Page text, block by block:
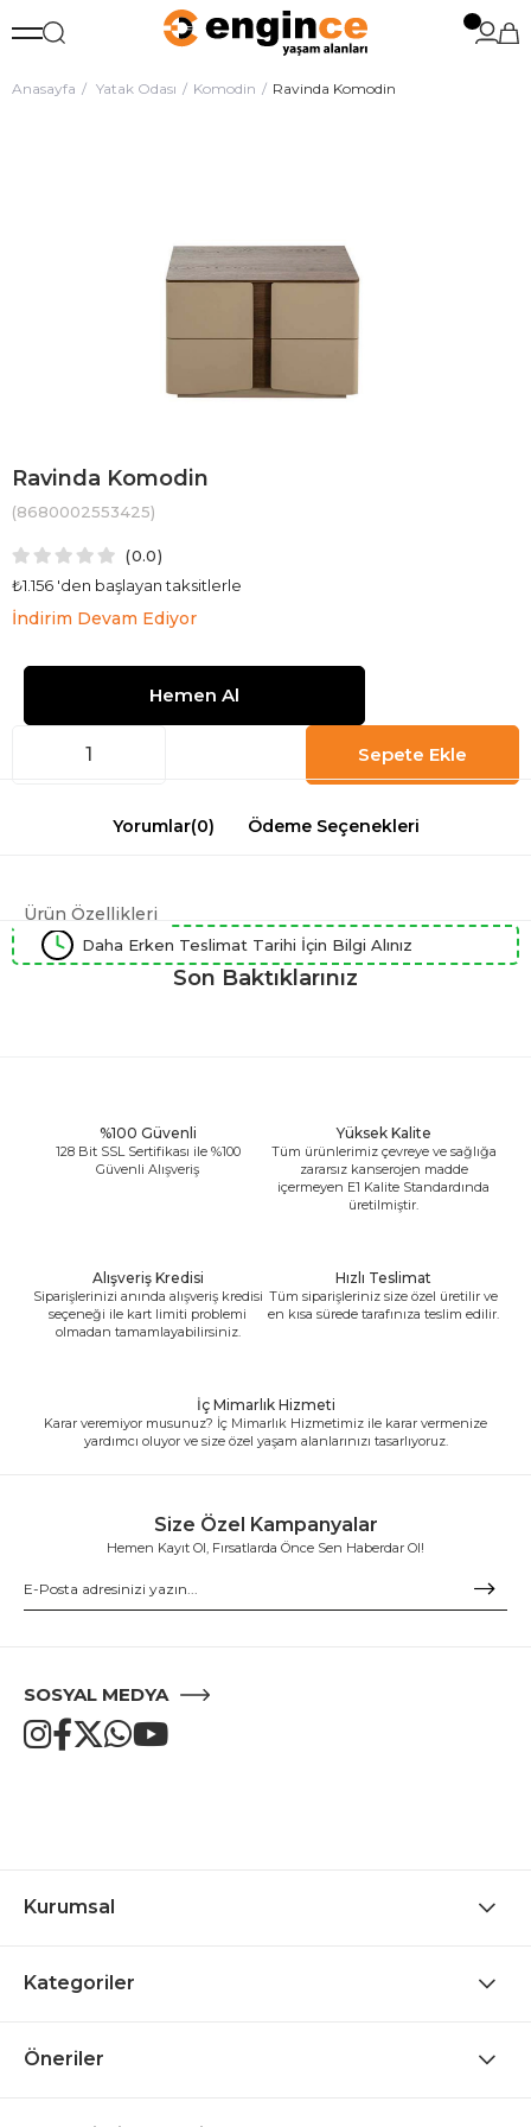
Anasayfa Yatak Odası Komodin Ravinda Komodin
Ravinda Komodin
(8680002553425)
0.0
₺1.156 'den başlayan taksitlerle
İndirim Devam Ediyor
Yorumlar(0) Ödeme Seçenekleri
Ürün Özellikleri
Daha Erken Teslimat Tarihi İçin Bilgi Alınız
Son Baktıklarınız
%100 Güvenli
128 Bit SSL Sertifikası ile %100
Güvenli Alışveriş
Yüksek Kalite
Tüm ürünlerimiz çevreye ve sağlığa
zararsız kanserojen madde
içermeyen E1 Kalite Standardında
üretilmiştir.
Alışveriş Kredisi
Siparişlerinizi anında alışveriş kredisi
seçeneği ile kart limiti problemi
olmadan tamamlayabilirsiniz.
Hızlı Teslimat
Tüm siparişleriniz size özel üretilir ve
en kısa sürede tarafınıza teslim edilir.
İç Mimarlık Hizmeti
Karar veremiyor musunuz? İç Mimarlık Hizmetimiz ile karar vermenize
yardımcı oluyor ve size özel yaşam alanlarınızı tasarlıyoruz.
Size Özel Kampanyalar
Hemen Kayıt Ol, Fırsatlarda Önce Sen Haberdar Ol!
SOSYAL MEDYA
Kurumsal
Kategoriler
Öneriler